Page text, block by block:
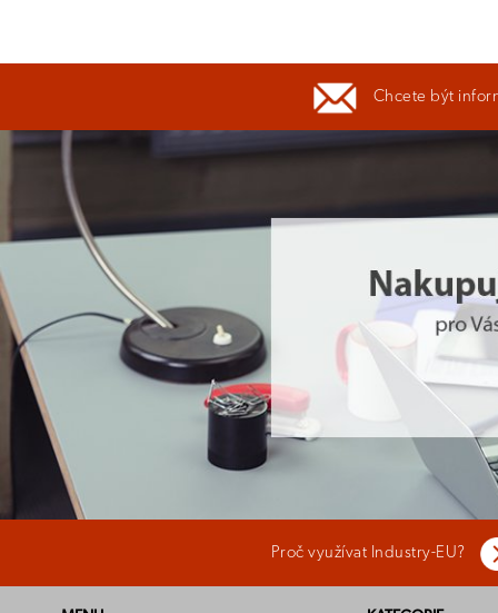
Chcete být
Proč využívat Industry-EU?